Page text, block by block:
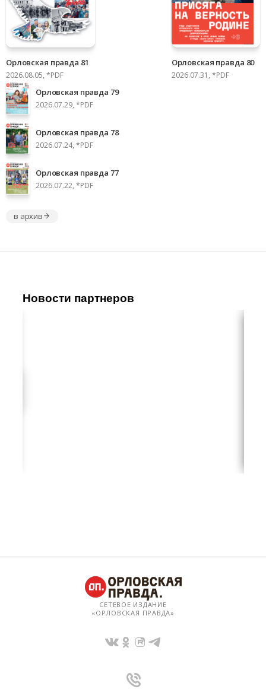
Орловская правда 81
2026.08.05, *PDF
Орловская правда 80
2026.07.31, *PDF
Орловская правда 79
2026.07.29, *PDF
Орловская правда 78
2026.07.24, *PDF
Орловская правда 77
2026.07.22, *PDF
в архив
Новости партнеров
СЕТЕВОЕ ИЗДАНИЕ
«ОРЛОВСКАЯ ПРАВДА»